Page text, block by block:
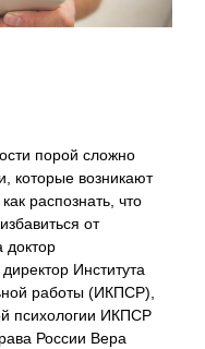
порой сложно
которые возникают
распознать, что
от
доктор
Института
работы (ИКПСР),
психологии ИКПСР
России Вера